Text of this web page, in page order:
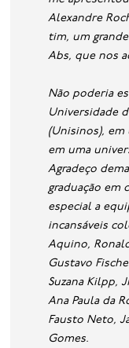
Alexandre
tim, um
Abs, que nos
Não poderia
Universidade
(Unisinos), em
em uma
Agradeço
graduação em
especial a
incansáveis
Aquino,
Gustavo
Suzana Kilpp,
Ana Paula da
Fausto Neto,
Gomes.